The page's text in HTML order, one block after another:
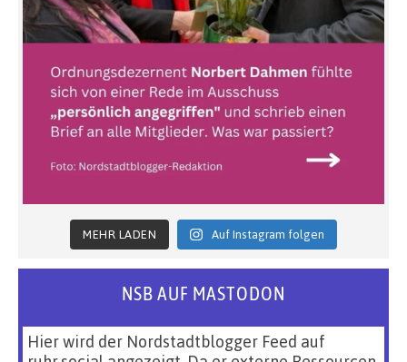
MEHR LADEN Auf Instagram folgen
NSB AUF MASTODON
Hier wird der Nordstadtblogger Feed auf